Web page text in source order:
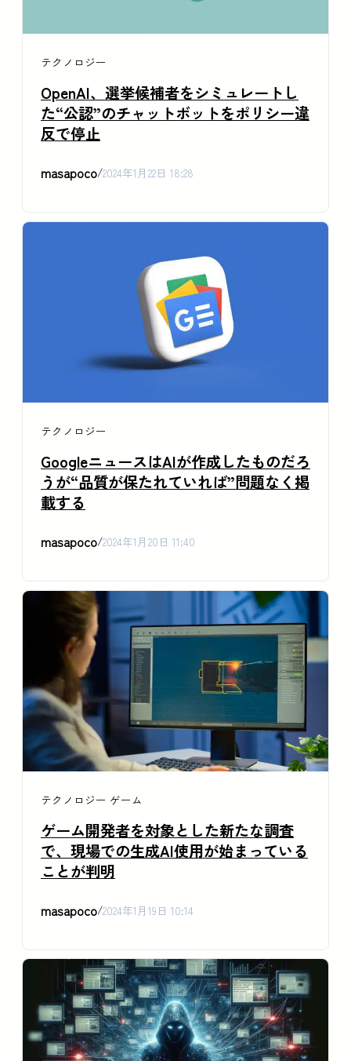
テクノロジー
OpenAI、選挙候補者をシミュレートし
た“公認”のチャットボットをポリシー違
反で停止
masapoco/2024年1月22日 18:28
テクノロジー
GoogleニュースはAIが作成したものだろ
うが“品質が保たれていれば”問題なく掲
載する
masapoco/2024年1月20日 11:40
テクノロジー ゲーム
ゲーム開発者を対象とした新たな調査
で、現場での生成AI使用が始まっている
ことが判明
masapoco/2024年1月19日 10:14